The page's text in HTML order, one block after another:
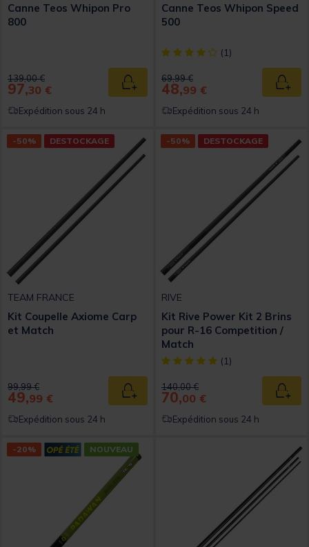
Canne Teos Whipon Pro
800
Price reduced from
139,00 €to
97,30 € Ajouter au panier
Expédition sous 24 h
Canne Teos Whipon Speed
500
[object Object] out of 5
(1)
Price reduced from
69,99 €to
48,99 €
Expédition sous 24 h
-50% DESTOCKAGE
TEAM FRANCE
Kit Coupelle Axiome Carp
et Match
Price reduced from
99,99 €to
49,99 € Ajouter au panier
Expédition sous 24 h
-50% DESTOCKAGE
RIVE
Kit Rive Power Kit 2 Brins
pour R-16 Competition /
Match
[object Object] out of 5
(1)
Price reduced from
140,00 €to
70,00 €
Expédition sous 24 h
-20% NOUVEAU